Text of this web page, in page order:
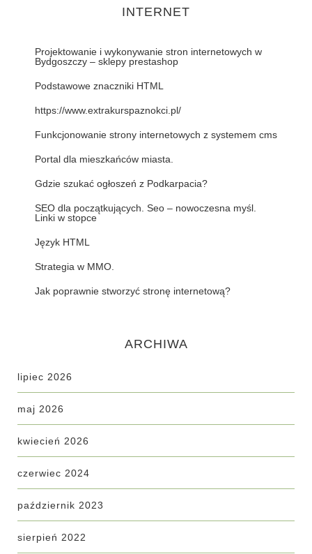
INTERNET
Projektowanie i wykonywanie stron internetowych w
Bydgoszczy – sklepy prestashop
Podstawowe znaczniki HTML
https://www.extrakurspaznokci.pl/
Funkcjonowanie strony internetowych z systemem cms
Portal dla mieszkańców miasta.
Gdzie szukać ogłoszeń z Podkarpacia?
SEO dla początkujących. Seo – nowoczesna myśl.
Linki w stopce
Język HTML
Strategia w MMO.
Jak poprawnie stworzyć stronę internetową?
ARCHIWA
lipiec 2026
maj 2026
kwiecień 2026
czerwiec 2024
październik 2023
sierpień 2022